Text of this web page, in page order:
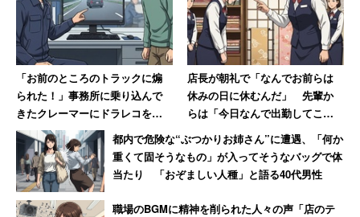
「お前のところのトラックに煽
られた！」事務所に乗り込んで
きたクレーマーにドラレコを見
せた結果→蛇行運転が発覚し
「逃げるように去っていった」
店長が朝礼で「なんでお前らは
休みの日に休むんだ」 先輩か
らは「今日なんで出勤してこな
いの!?」休日なのに言われた女性
【前編】
都内で危険な“ぶつかりお姉さん”に遭遇、「何か
重くて固そうなもの」が入ってそうなバッグで体
当たり 「おぞましい人種」と語る40代男性
職場のBGMに精神を削られた人々の声「店のテ